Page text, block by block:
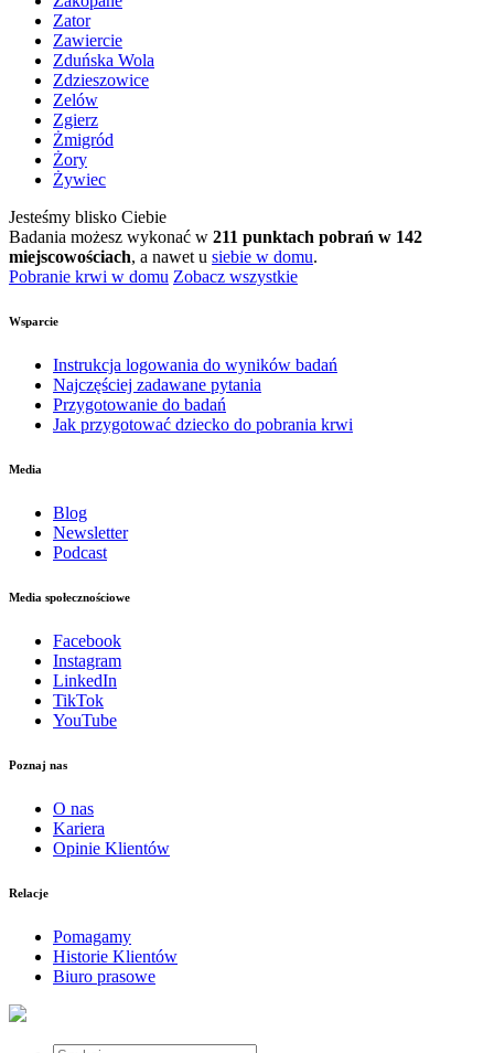
Zator
Zawiercie
Zduńska Wola
Zdzieszowice
Zelów
Zgierz
Żmigród
Żory
Żywiec
Jesteśmy blisko Ciebie
Badania możesz wykonać w 211 punktach pobrań w 142
miejscowościach, a nawet u siebie w domu.
Pobranie krwi w domu Zobacz wszystkie
Wsparcie
Instrukcja logowania do wyników badań
Najczęściej zadawane pytania
Przygotowanie do badań
Jak przygotować dziecko do pobrania krwi
Media
Blog
Newsletter
Podcast
Media społecznościowe
Facebook
Instagram
LinkedIn
TikTok
YouTube
Poznaj nas
O nas
Kariera
Opinie Klientów
Relacje
Pomagamy
Historie Klientów
Biuro prasowe